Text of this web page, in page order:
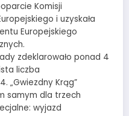
Komisji
i uzyskała
Europejskiego
zdeklarowało ponad 4
liczba
„Gwiezdny Krąg”
samym dla trzech
wyjazd